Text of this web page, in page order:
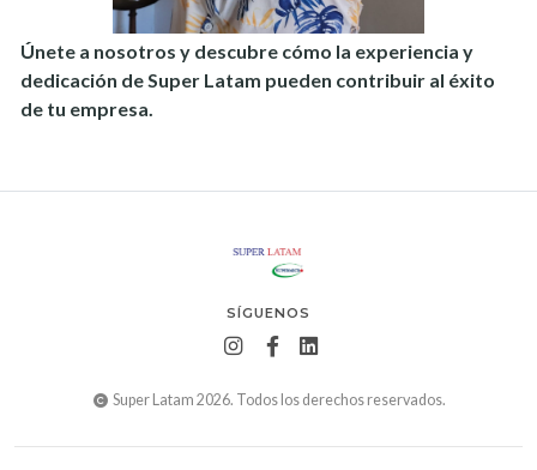
Únete a nosotros y descubre cómo la experiencia y
dedicación de Super Latam pueden contribuir al éxito
de tu empresa.
SÍGUENOS
Super Latam 2026. Todos los derechos reservados.